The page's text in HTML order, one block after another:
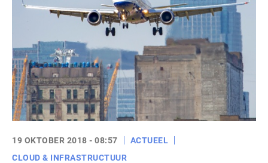
19 OKTOBER 2018 - 08:57
ACTUEEL
CLOUD & INFRASTRUCTUUR